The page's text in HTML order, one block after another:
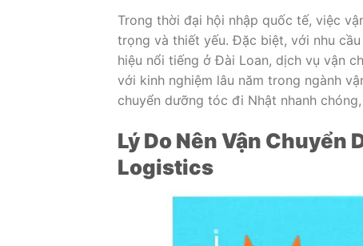
Trong thời đại hội nhập quốc tế, việc
trọng và thiết yếu. Đặc biệt, với nhu
hiệu nổi tiếng ở Đài Loan, dịch vụ vận
với kinh nghiệm lâu năm trong ngành
chuyển dưỡng tóc đi Nhật nhanh
Lý Do Nên Vận Chuyển
Logistics